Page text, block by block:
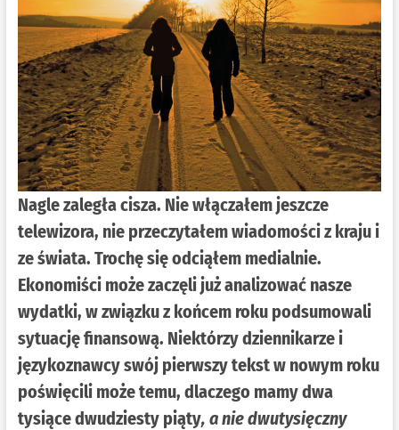
Nagle zaległa cisza. Nie włączałem jeszcze
telewizora, nie przeczytałem wiadomości z kraju i
ze świata. Trochę się odciąłem medialnie.
Ekonomiści może zaczęli już analizować nasze
wydatki, w związku z końcem roku podsumowali
sytuację finansową. Niektórzy dziennikarze i
językoznawcy swój pierwszy tekst w nowym roku
poświęcili może temu, dlaczego mamy dwa
tysiące dwudziesty piąty, a nie dwutysięczny